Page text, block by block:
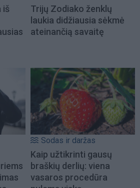
iš
Trijų Zodiako ženklų
laukia didžiausia sėkmė
ateinančią savaitę
Sodas ir daržas
Kaip užtikrinti gausų
braškių derlių: viena
vasaros procedūra